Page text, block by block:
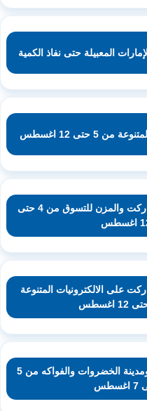
المعبيلة حتى نفاذ الكمية
حتى 12 اغسطس
عروض القوت هايبر ماركت والمزن للتسوق من 4 حتى
على الالكترونيات المتنوعة
عروض اسواق مزون ومدينة الخضروات والفواكه من 5